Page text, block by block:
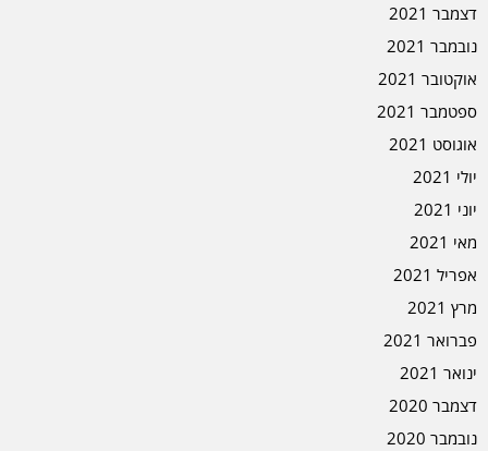
דצמבר 2021
נובמבר 2021
אוקטובר 2021
ספטמבר 2021
אוגוסט 2021
יולי 2021
יוני 2021
מאי 2021
אפריל 2021
מרץ 2021
פברואר 2021
ינואר 2021
דצמבר 2020
נובמבר 2020